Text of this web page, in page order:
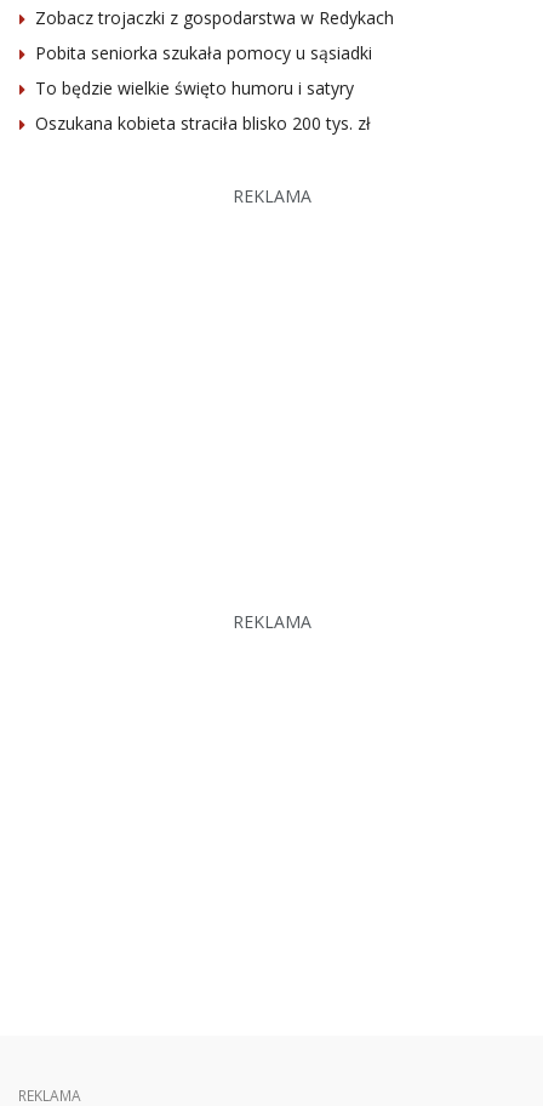
Zobacz trojaczki z gospodarstwa w Redykach
Pobita seniorka szukała pomocy u sąsiadki
To będzie wielkie święto humoru i satyry
Oszukana kobieta straciła blisko 200 tys. zł
REKLAMA
REKLAMA
REKLAMA